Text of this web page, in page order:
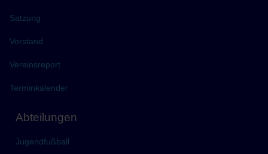
Satzung
Vorstand
Vereinsreport
Terminkalender
Abteilungen
Jugendfußball